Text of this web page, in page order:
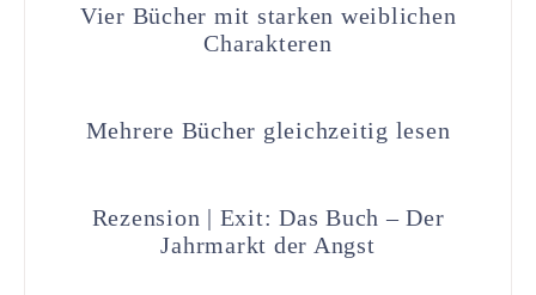
Vier Bücher mit starken weiblichen
Charakteren
Mehrere Bücher gleichzeitig lesen
Rezension | Exit: Das Buch – Der
Jahrmarkt der Angst